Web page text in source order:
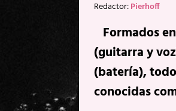
Redactor:Pierhoff
Formados
(guitarra y
(batería),
conocidas